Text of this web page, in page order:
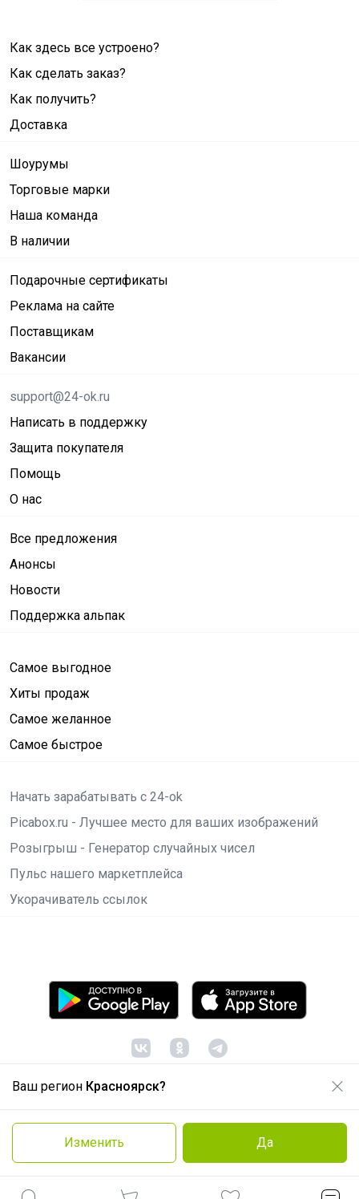
Ваш регион Красноярск?
Изменить Да
Как здесь все устроено?
Как сделать заказ?
Как получить?
Доставка
Шоурумы
Торговые марки
Наша команда
В наличии
Подарочные сертификаты
Реклама на сайте
Поставщикам
Вакансии
support@24-ok.ru
Написать в поддержку
Защита покупателя
Помощь
О нас
Все предложения
Анонсы
Новости
Поддержка альпак
Самое выгодное
Хиты продаж
Самое желанное
Самое быстрое
Начать зарабатывать с 24-ok
Picabox.ru - Лучшее место для ваших изображений
Розыгрыш - Генератор случайных чисел
Пульс нашего маркетплейса
Укорачиватель ссылок
© ООО "Лявита", ОГРН 1122468054070, 2012 -2026
Политика конфиденциальности
Cоглашение пользователя